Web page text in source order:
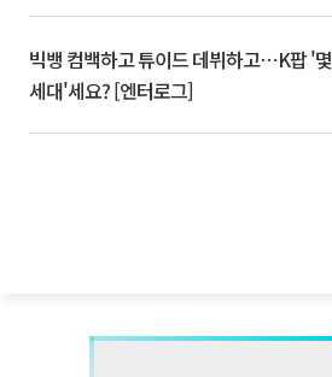
빅뱅 컴백하고 튜이드 데뷔하고⋯K팝 '몇
세대'세요? [엔터로그]